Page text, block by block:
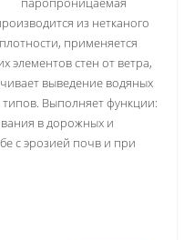
из нетканого
применяется
элементов стен от ветра,
выведение водяных
типов. Выполняет функции:
в дорожных и
с эрозией почв и при